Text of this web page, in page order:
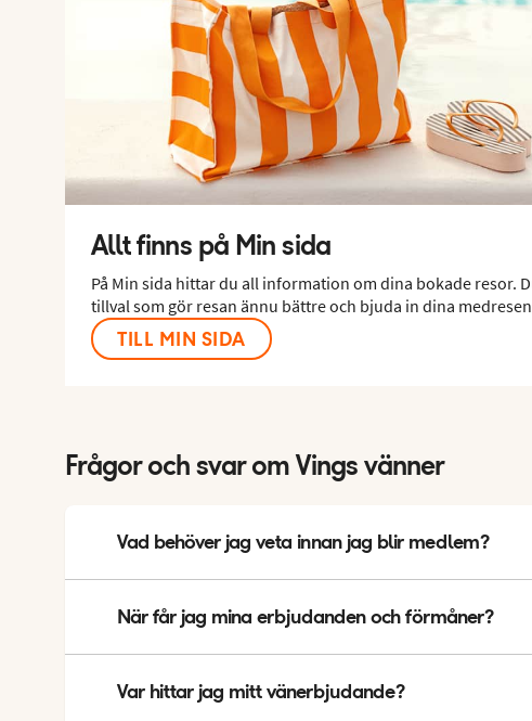
Allt finns på Min sida
På Min sida hittar du all information om dina bokade resor.
tillval som gör resan ännu bättre och bjuda in dina
TILL MIN SIDA
Frågor och svar om Vings vänner
Vad behöver jag veta innan jag blir medlem?
När får jag mina erbjudanden och förmåner?
får dina erbjudanden och förmåner varierar, men i genomsnitt
Var hittar jag mitt vänerbjudande?